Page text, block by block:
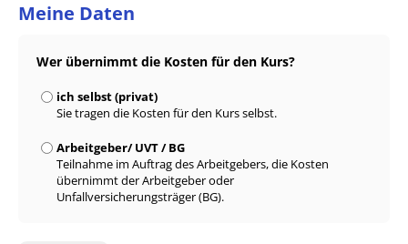
Meine Daten
Wer übernimmt die Kosten für den Kurs?
ich selbst (privat)
Sie tragen die Kosten für den Kurs selbst.
Arbeitgeber/ UVT / BG
Teilnahme im Auftrag des Arbeitgebers, die Kosten
übernimmt der Arbeitgeber oder
Unfallversicherungsträger (BG).